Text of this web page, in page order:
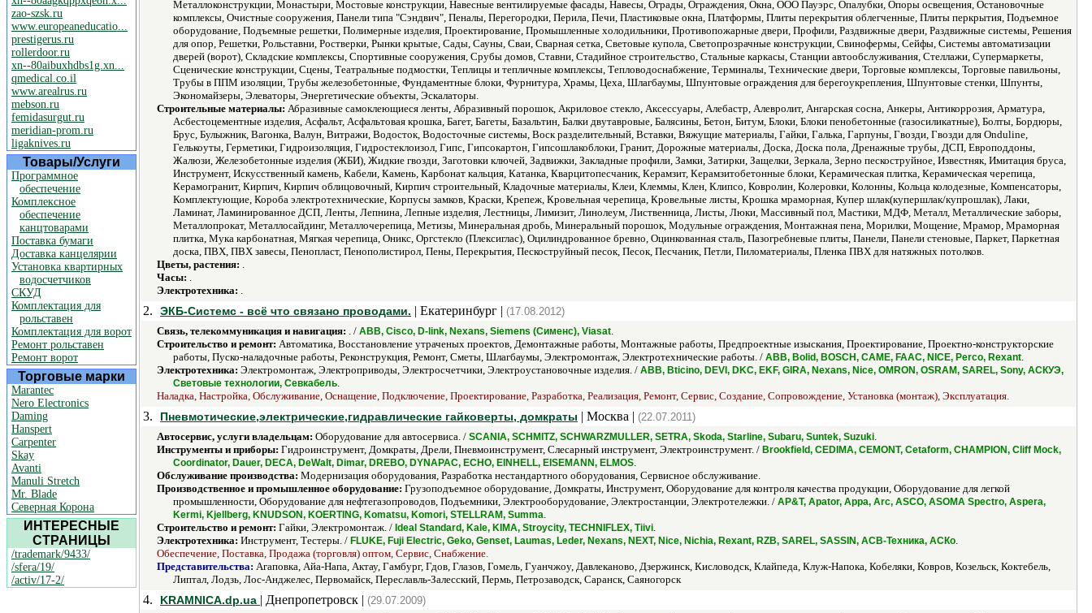
zao-szsk.ru
www.europeaneducatio...
prestigerus.ru
rollerdoor.ru
xn--80aibuxhdbs1g.xn...
qmedical.co.il
www.arealrus.ru
mebson.ru
femidasurgut.ru
meridian-prom.ru
ligaknives.ru
Товары/Услуги
Программное
обеспечение
Комплексное
обеспечение
канцтоварами
Поставка бумаги
Доставка канцелярии
Установка квартирных
водосчетчиков
СКУД
Комплектация для
рольставен
Комплектация для ворот
Ремонт рольставен
Ремонт ворот
Торговые марки
Marantec
Nero Electronics
Daming
Hanspert
Carpenter
Skay
Avanti
Manuli Stretch
Mr. Blade
Северная Корона
ИНТЕРЕСНЫЕ
СТРАНИЦЫ
/trademark/9433/
/sfera/19/
/activ/17-2/
Металлоконструкции, Монастыри, Мостовые конструкции, Навесные вентилируемые фасады, Навесы, Ограды, Ограждения, Окна, ООО Пауэрс, Опалубки, Опоры освещения, Остановочные
комплексы, Очистные сооружения, Панели типа "Сэндвич", Пеналы, Перегородки, Перила, Печи, Пластиковые окна, Платформы, Плиты перекрытия облегченные, Плиты перкрытия, Подъемное
оборудование, Подъемные решетки, Полимерные изделия, Проектирование, Промышленные холодильники, Противопожарные двери, Профили, Раздвижные двери, Раздвижные системы, Решения
для опор, Решетки, Рольставни, Ростверки, Рынки крытые, Сады, Сауны, Сваи, Сварная сетка, Световые купола, Светопрозрачные конструкции, Свинофермы, Сейфы, Системы автоматизации
дверей (ворот), Складские комплексы, Спортивные сооружения, Срубы домов, Ставни, Стадийное строительство, Стальные каркасы, Станции автообслуживания, Стеллажи, Супермаркеты,
Сценические конструкции, Сцены, Театральные подмостки, Теплицы и тепличные комплексы, Тепловодоснабжение, Терминалы, Технические двери, Торговые комплексы, Торговые павильоны,
Трубы в ППМ изоляции, Трубы железобетонные, Фундаментные блоки, Фурнитура, Храмы, Цеха, Шлагбаумы, Шпунтовые ограждения для берегоукрепления, Шпунтовые стенки, Шпунты,
Экономайзеры, Элеваторы, Энергетические объекты, Эскалаторы.
Строительные материалы: Абразивные самоклеющиеся ленты, Абразивный порошок, Акриловое стекло, Аксессуары, Алебастр, Алевролит, Ангарская сосна, Анкеры, Антикоррозия, Арматура,
Асбестоцементные изделия, Асфальт, Асфальтовая крошка, Багет, Багеты, Базальтин, Балки двутавровые, Балясины, Бетон, Битум, Блоки, Блоки пенобетонные (газосиликатные), Болты, Бордюры,
Брус, Булыжник, Вагонка, Валун, Витражи, Водосток, Водосточные системы, Воск разделительный, Вставки, Вяжущие материалы, Гайки, Галька, Гарпуны, Гвозди, Гвозди для Onduline,
Гелькоуты, Герметики, Гидроизоляция, Гидростеклоизол, Гипс, Гипсокартон, Гипсошлакоблоки, Гранит, Дорожные материалы, Доска, Доска пола, Дренажные трубы, ДСП, Европоддоны,
Жалюзи, Железобетонные изделия (ЖБИ), Жидкие гвозди, Заготовки ключей, Задвижки, Закладные профили, Замки, Затирки, Защелки, Зеркала, Зерно пескоструйное, Известняк, Имитация бруса,
Инструмент, Искусственный камень, Кабели, Камень, Карбонат кальция, Катанка, Кварцитопесчаник, Керамзит, Керамзитобетонные блоки, Керамическая плитка, Керамическая черепица,
Керамогранит, Кирпич, Кирпич облицовочный, Кирпич строительный, Кладочные материалы, Клеи, Клеммы, Клен, Клипсо, Ковролин, Колеровки, Колонны, Кольца колодезные, Компенсаторы,
Комплектующие, Короба электротехнические, Корпусы замков, Краски, Крепеж, Кровельная черепица, Кровельные листы, Крошка мраморная, Купер шлак(купершлак/купрошлак), Лаки,
Ламинат, Ламинированное ДСП, Ленты, Лепнина, Лепные изделия, Лестницы, Лимизит, Линолеум, Лиственница, Листы, Люки, Массивный пол, Мастики, МДФ, Металл, Металлические заборы,
Металлопрокат, Металлосайдинг, Металлочерепица, Метизы, Минеральная дробь, Минеральный порошок, Модульные ограждения, Монтажная пена, Морилки, Мощение, Мрамор, Мраморная
плитка, Мука карбонатная, Мягкая черепица, Оникс, Оргстекло (Плексиглас), Оцилиндрованное бревно, Оцинкованная сталь, Пазогребневые плиты, Панели, Панели стеновые, Паркет, Паркетная
доска, ПВХ, ПВХ завесы, Пенопласт, Пенополистирол, Пены, Перекрытия, Пескоструйный песок, Песок, Песчаник, Петли, Пиломатериалы, Пленка ПВХ для натяжных потолков.
Цветы, растения: .
Часы: .
Электротехника: .
2. ЭКБ-Системс - всё что связано проводами. | Екатеринбург | (17.08.2012)
Связь, телекоммуникация и навигация: . / ABB, Cisco, D-link, Nexans, Siemens (Сименс), Viasat.
Строительство и ремонт: Автоматика, Восстановление утраченых проектов, Демонтажные работы, Монтажные работы, Предпроектные изыскания, Проектирование, Проектно-конструкторские
работы, Пуско-наладочные работы, Реконструкция, Ремонт, Сметы, Шлагбаумы, Электромонтаж, Электротехнические работы. / ABB, Bolid, BOSCH, CAME, FAAC, NICE, Perco, Rexant.
Электротехника: Электромонтаж, Электроприводы, Электросчетчики, Электроустановочные изделия. / ABB, Bticino, DEVI, DKC, EKF, GIRA, Nexans, Nice, OMRON, OSRAM, SAREL, Sony, АСКУЭ,
Световые технологии, Севкабель.
Наладка, Настройка, Обслуживание, Оснащение, Подключение, Проектирование, Разработка, Реализация, Ремонт, Сервис, Создание, Сопровождение, Установка (монтаж), Эксплуатация.
3. Пневмотические,электрические,гидравлические гайковерты, домкраты | Москва | (22.07.2011)
Автосервис, услуги владельцам: Оборудование для автосервиса. / SCANIA, SCHMITZ, SCHWARZMULLER, SETRA, Skoda, Starline, Subaru, Suntek, Suzuki.
Инструменты и приборы: Гидроинструмент, Домкраты, Дрели, Пневмоинструмент, Слесарный инструмент, Электроинструмент. / Brookfield, CEDIMA, CEMONT, Cetaform, CHAMPION, Cliff Mock,
Coordinator, Dauer, DECA, DeWalt, Dimar, DREBO, DYNAPAC, ECHO, EINHELL, EISEMANN, ELMOS.
Обслуживание производства: Модернизация оборудования, Разработка нестандартного оборудования, Сервисное обслуживание.
Производственное и промышленное оборудование: Грузоподъемное оборудование, Домкраты, Инструмент, Оборудование для контроля качества продукции, Оборудование для легкой
промышленности, Оборудование для нефтегазопроводов, Подъемники, Электрооборудование, Электростанции, Электротележки. / AP&T, Apator, Appa, Arc, ASCO, ASOMA Spectro, Aspera,
Kermi, Kjellberg, KNUDSON, KOERTING, Komatsu, Komori, STELLRAM, Summa.
Строительство и ремонт: Гайки, Электромонтаж. / Ideal Standard, Kale, KIMA, Stroycity, TECHNIFLEX, Tiivi.
Электротехника: Инструмент, Тестеры. / FLUKE, Fuji Electric, Geko, Genset, Laumas, Leder, Nexans, NEXT, Nice, Nichia, Rexant, RZB, SAREL, SASSIN, АСВ-Техника, АСКо.
Обеспечение, Поставка, Продажа (торговля) оптом, Сервис, Снабжение.
Представительства: Агаповка, Айа-Напа, Актау, Гамбург, Гдов, Глазов, Гомель, Гуанчжоу, Давлеканово, Дзержинск, Кисловодск, Клайпеда, Клуж-Напока, Кобеляки, Ковров, Козельск, Коктебель,
Липтал, Лодзь, Лос-Анджелес, Первомайск, Переславль-Залесский, Пермь, Петрозаводск, Саранск, Саяногорск
4. KRAMNICA.dp.ua | Днепропетровск | (29.07.2009)